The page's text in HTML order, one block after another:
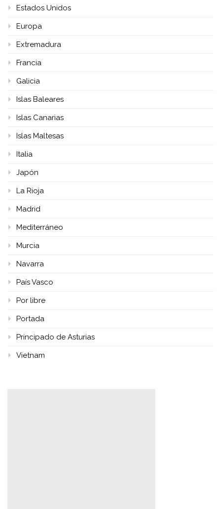
Estados Unidos
Europa
Extremadura
Francia
Galicia
Islas Baleares
Islas Canarias
Islas Maltesas
Italia
Japón
La Rioja
Madrid
Mediterráneo
Murcia
Navarra
País Vasco
Por libre
Portada
Principado de Asturias
Vietnam